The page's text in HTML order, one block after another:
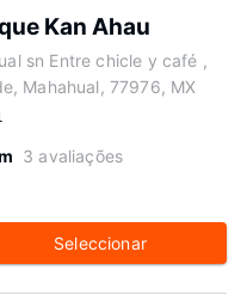
Kan Ahau
sn Entre chicle y café ,
Mahahual, 77976, MX
3 avaliações
Seleccionar